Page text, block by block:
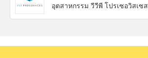
อุตสาหกรรม วีวีพี โปรเซอวิสเซส